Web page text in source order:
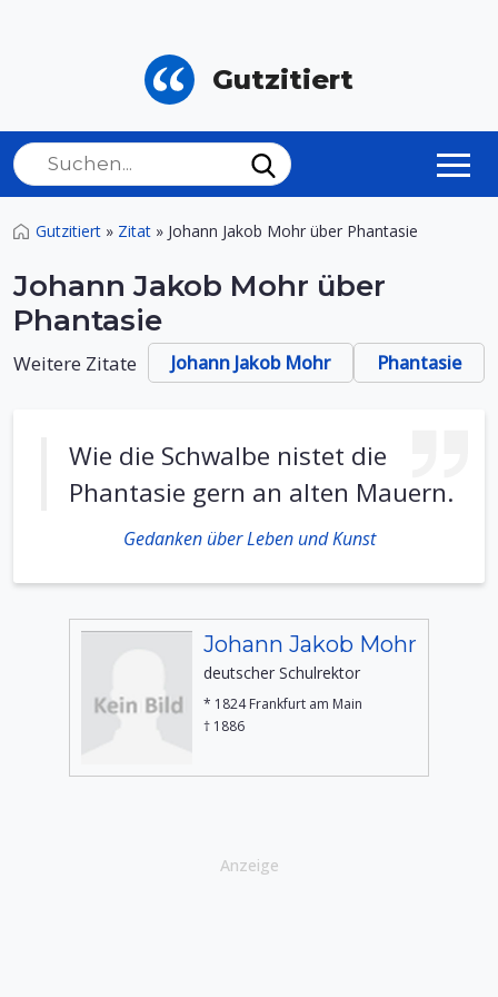
Gutzitiert
Gutzitiert » Zitat » Johann Jakob Mohr über Phantasie
Johann Jakob Mohr über
Phantasie
Weitere Zitate Johann Jakob Mohr Phantasie
Wie die Schwalbe nistet die
Phantasie gern an alten Mauern.
Gedanken über Leben und Kunst
Johann Jakob Mohr
deutscher Schulrektor
* 1824 Frankfurt am Main
† 1886
Anzeige